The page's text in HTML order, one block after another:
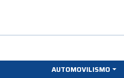
AUTOMOVILISMO